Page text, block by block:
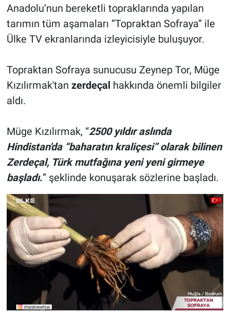
Anadolu’nun bereketli topraklarında yapılan
tarımın tüm aşamaları “Topraktan Sofraya” ile
Ülke TV ekranlarında izleyicisiyle buluşuyor.
Topraktan Sofraya sunucusu Zeynep Tor, Müge
Kızılırmak'tan zerdeçal hakkında önemli bilgiler
aldı.
Müge Kızılırmak, “2500 yıldır aslında
Hindistan'da “baharatın kraliçesi” olarak bilinen
Zerdeçal, Türk mutfağına yeni yeni girmeye
başladı.” şeklinde konuşarak sözlerine başladı.